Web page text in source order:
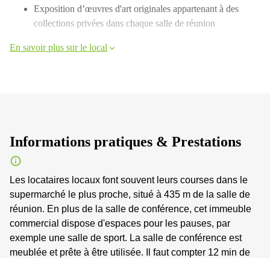
Exposition d’œuvres d'art originales appartenant à des
collections privées dans chaque salle de réunion
En savoir plus sur le local
Informations pratiques & Prestations
Les locataires locaux font souvent leurs courses dans le
supermarché le plus proche, situé à 435 m de la salle de
réunion. En plus de la salle de conférence, cet immeuble
commercial dispose d'espaces pour les pauses, par
exemple une salle de sport. La salle de conférence est
meublée et prête à être utilisée. Il faut compter 12 min de